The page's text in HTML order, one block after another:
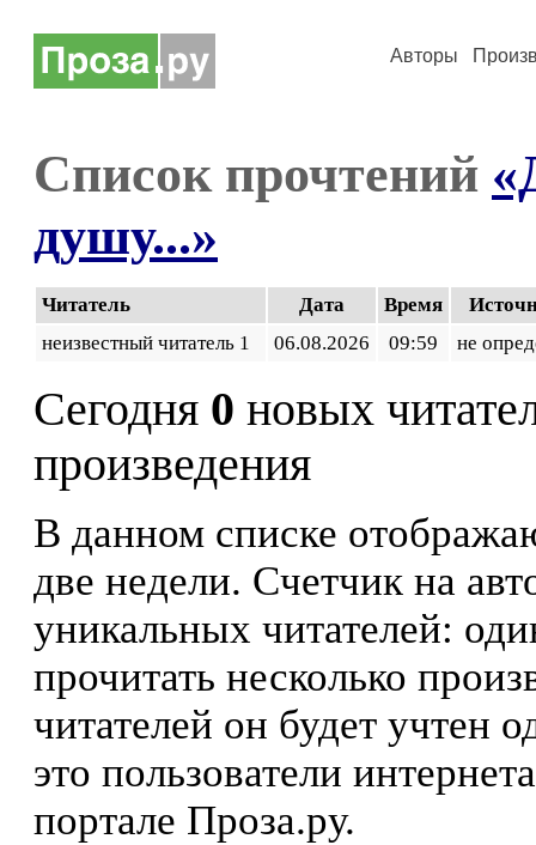
Авторы
Список прочтений
душу...»
Читатель Дата Время
неизвестный читатель 1
06.08.2026 09:59 не
Сегодня 0 новых
произведения
В данном списке
две недели. Счетчик на
уникальных читателей:
прочитать несколько
читателей он будет учтен
это пользователи
портале Проза.ру.